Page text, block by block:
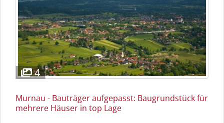
4
Murnau - Bauträger aufgepasst: Baugrundstück für
mehrere Häuser in top Lage